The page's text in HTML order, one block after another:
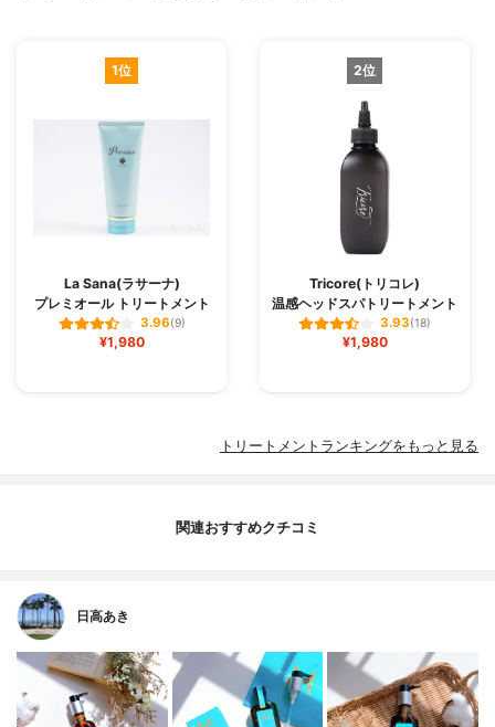
1位
La Sana(ラサーナ)
プレミオール トリートメント
3.96(9)
¥1,980
2位
Tricore(トリコレ)
温感ヘッドスパトリートメント
3.93(18)
¥1,980
トリートメントランキングをもっと見る
関連おすすめクチコミ
日高あき